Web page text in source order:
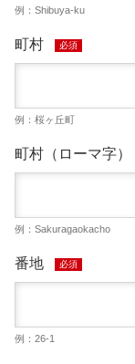
例：Shibuya-ku
町村 必須
例：桜ヶ丘町
町村（ローマ字）
例：Sakuragaokacho
番地 必須
例：26-1